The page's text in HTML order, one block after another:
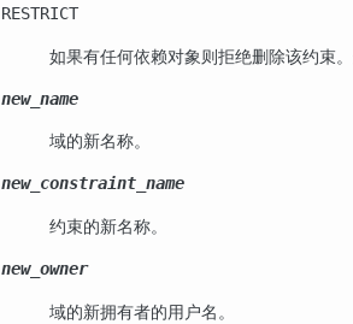
RESTRICT
如果有任何依赖对象则拒绝删除该约束。
new_name
域的新名称。
new_constraint_name
约束的新名称。
new_owner
域的新拥有者的用户名。